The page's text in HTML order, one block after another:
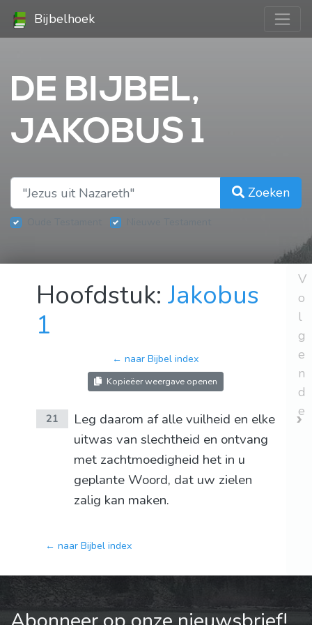
Bijbelhoek
DE BIJBEL,
JAKOBUS 1
Zoeken
Hoofdstuk:Jakobus
1
← naar Bijbel index
Kopieëer weergave openen
21
Leg daarom af alle vuilheid en elke
uitwas van slechtheid en ontvang
met zachtmoedigheid het in u
geplante Woord, dat uw zielen
zalig kan maken.
← naar Bijbel index
V
o
l
g
e
n
d
e